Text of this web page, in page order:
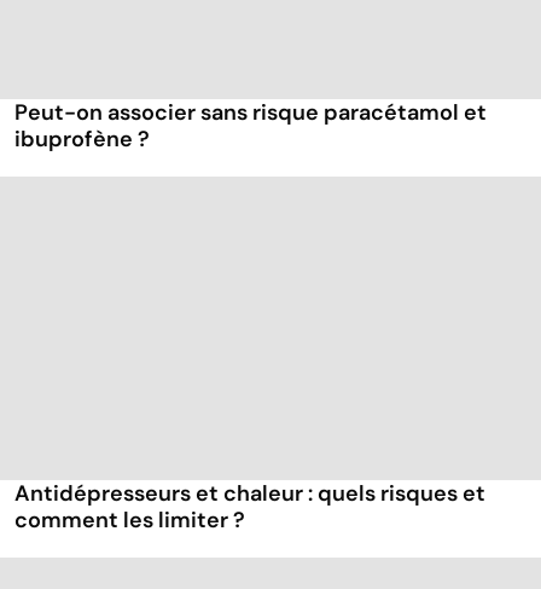
Peut-on associer sans risque paracétamol et
ibuprofène ?
Antidépresseurs et chaleur : quels risques et
comment les limiter ?